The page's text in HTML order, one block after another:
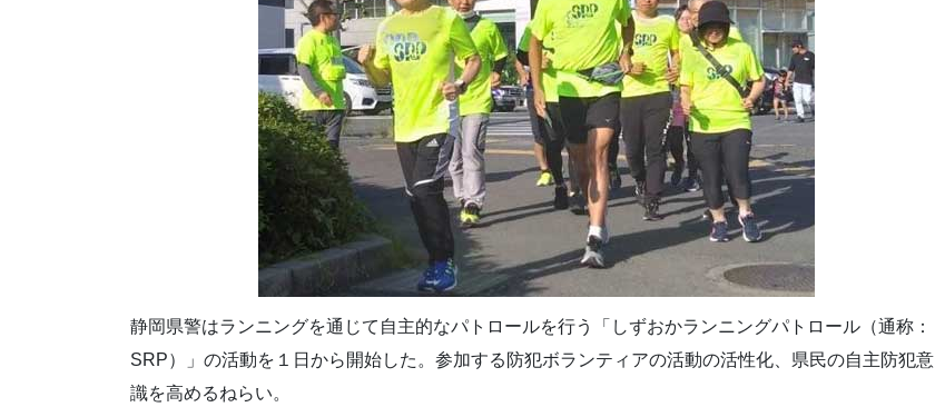
静岡県警はランニングを通じて自主的なパトロールを行う「しずおかランニングパトロール（通称：
SRP）」の活動を１日から開始した。参加する防犯ボランティアの活動の活性化、県民の自主防犯意
識を高めるねらい。